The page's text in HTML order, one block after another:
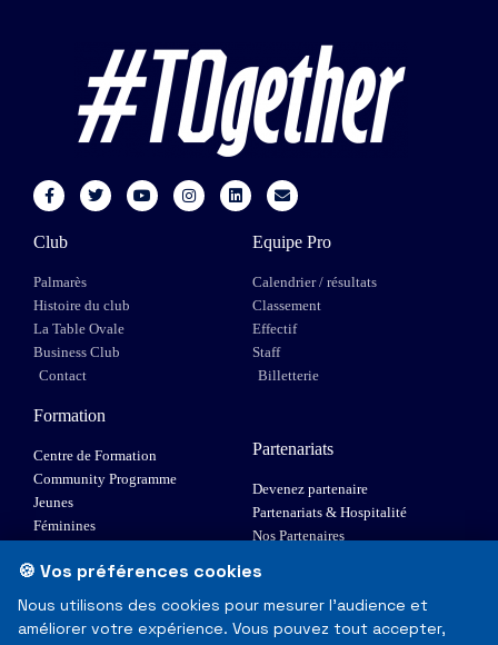
Club
Palmarès
Histoire du club
La Table Ovale
Business Club
Contact
Equipe Pro
Calendrier / résultats
Classement
Effectif
Staff
Billetterie
Formation
Centre de Formation
Community Programme
Jeunes
Féminines
Elite 1
Partenariats
Devenez partenaire
Partenariats & Hospitalité
Nos Partenaires
🍪 Vos préférences cookies
Nous utilisons des cookies pour mesurer l'audience et
améliorer votre expérience. Vous pouvez tout accepter,